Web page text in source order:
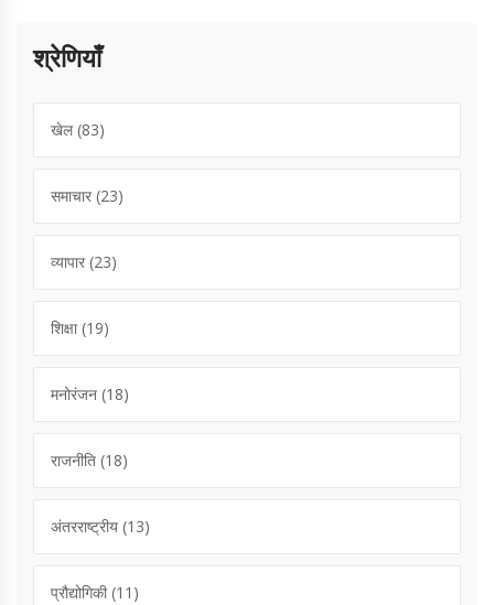
श्रेणियाँ
खेल(83)
समाचार (23)
व्यापार (23)
शिक्षा(19)
मनोरंजन (18)
राजनीति (18)
अंतरराष्ट्रीय (13)
प्रौद्योगिकी(11)